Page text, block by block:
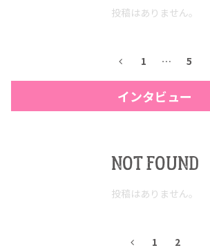
投稿はありません。
1 … 5
インタビュー
NOT FOUND
投稿はありません。
1 2